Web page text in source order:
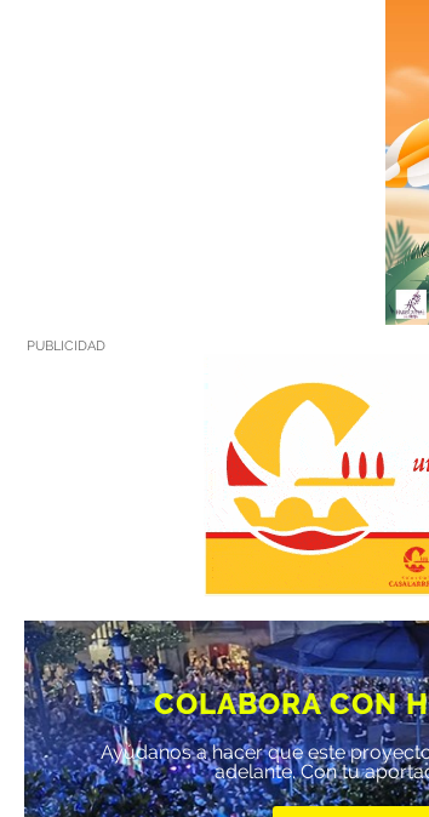
PUBLICIDAD
COLABORA CON
Ayúdanos a hacer que este
adelante. Con tu